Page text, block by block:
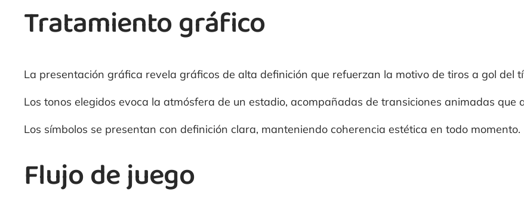
Tratamiento gráfico
La presentación gráfica revela gráficos de alta definición que refuerzan la motivo de tiros a gol del
Los tonos elegidos evoca la atmósfera de un estadio, acompañadas de transiciones animadas que
Los símbolos se presentan con definición clara, manteniendo coherencia estética en todo momento.
Flujo de juego